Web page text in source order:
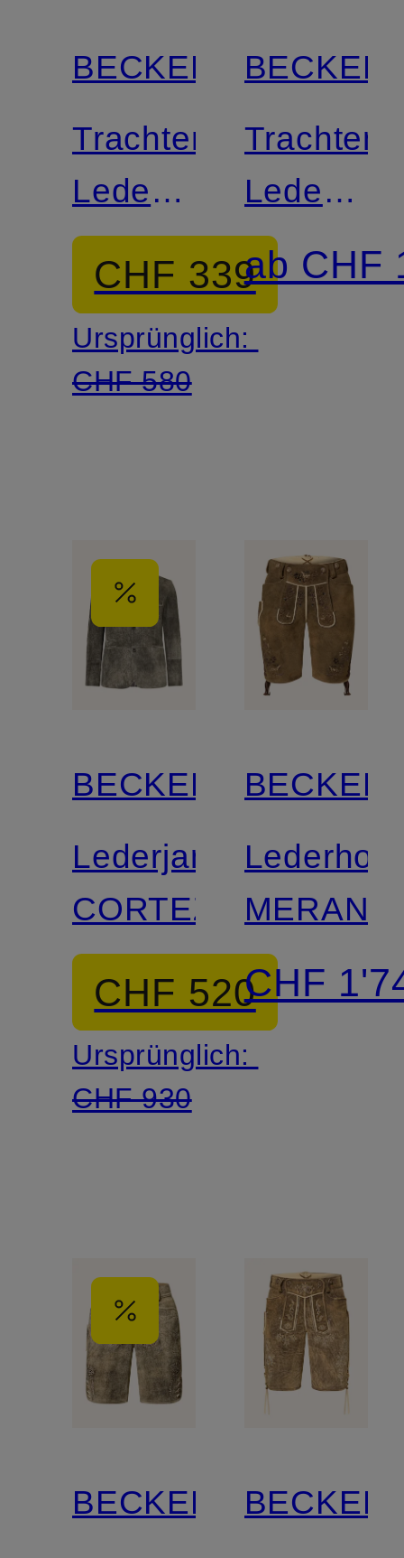
BECKERT
Trachten-
Lederhose
ST.
GALLEN
CHF 339
Ursprünglich:
CHF 580
Trachten-
ab CHF
BECKERT
Lederjanker
CORTEZ
CHF 520
Ursprünglich:
CHF 930
MERAN
CHF
BECKERT